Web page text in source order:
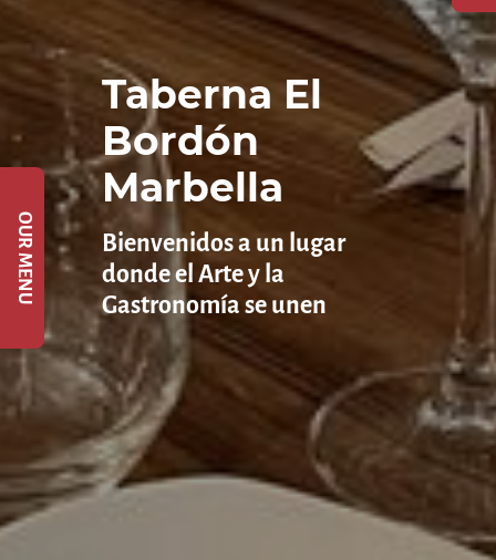
Taberna El
Bordón
Marbella
Bienvenidos a un lugar
donde el Arte y la
Gastronomía se unen
OUR MENU